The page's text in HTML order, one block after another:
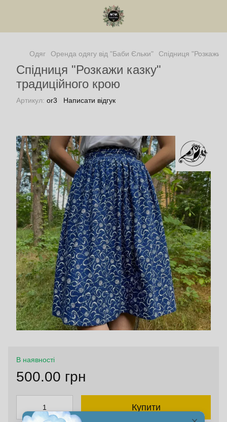
Одяг Оренда одягу від "Баби Єльки" Спідниця "Розкажи
Спідниця "Розкажи казку"
традиційного крою
Артикул: or3 Написати відгук
В наявності
500.00 грн
Купити